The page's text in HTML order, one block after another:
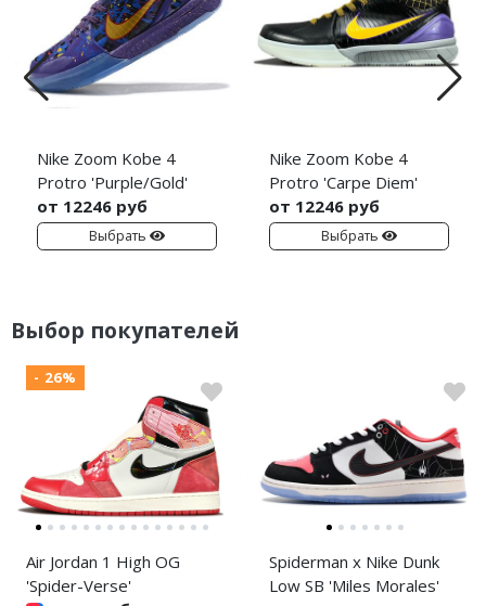
Nike Zoom Kobe 4
Protro 'Purple/Gold'
от 12246 руб
Выбрать
Nike Zoom Kobe 4
Protro 'Carpe Diem'
от 12246 руб
Выбрать
Выбор покупателей
- 26%
Air Jordan 1 High OG
'Spider-Verse'
Spiderman x Nike Dunk
Low SB 'Miles Morales'